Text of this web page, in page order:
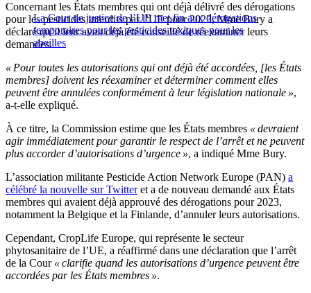
La Cour de justice de l’UE met fin aux dérogations
temporaires pour les pesticides toxiques pour les
abeilles
Concernant les États membres qui ont déjà délivré des dérogations
pour les pesticides interdits par l’UE pour 2023, Mme Bury a
déclaré qu’il leur avait déjà été conseillé de réexaminer leurs
demandes.
« Pour toutes les autorisations qui ont déjà été accordées, [les États
membres] doivent les réexaminer et déterminer comment elles
peuvent être annulées conformément à leur législation nationale »,
a-t-elle expliqué.
À ce titre, la Commission estime que les États membres « devraient
agir immédiatement pour garantir le respect de l’arrêt et ne peuvent
plus accorder d’autorisations d’urgence », a indiqué Mme Bury.
L’association militante Pesticide Action Network Europe (PAN) a
célébré la nouvelle sur Twitteret a de nouveau demandé aux États
membres qui avaient déjà approuvé des dérogations pour 2023,
notamment la Belgique et la Finlande, d’annuler leurs autorisations.
Cependant, CropLife Europe, qui représente le secteur
phytosanitaire de l’UE, a réaffirmé dans une déclaration que l’arrêt
de la Cour « clarifie quand les autorisations d’urgence peuvent être
accordées par les États membres ».